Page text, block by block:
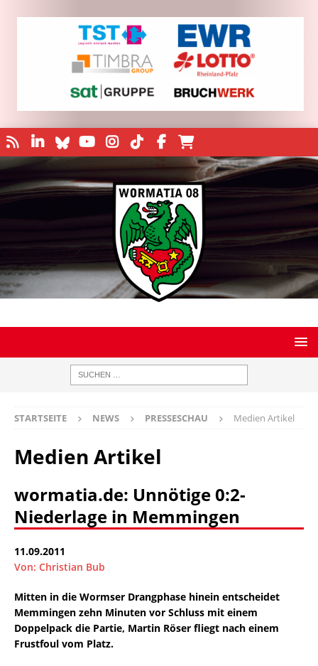
STARTSEITE NEWS PRESSESCHAU Medien Artikel
Medien Artikel
wormatia.de: Unnötige 0:2-
Niederlage in Memmingen
11.09.2011
Von: Christian Bub
Mitten in die Wormser Drangphase hinein entscheidet
Memmingen zehn Minuten vor Schluss mit einem
Doppelpack die Partie, Martin Röser fliegt nach einem
Frustfoul vom Platz.